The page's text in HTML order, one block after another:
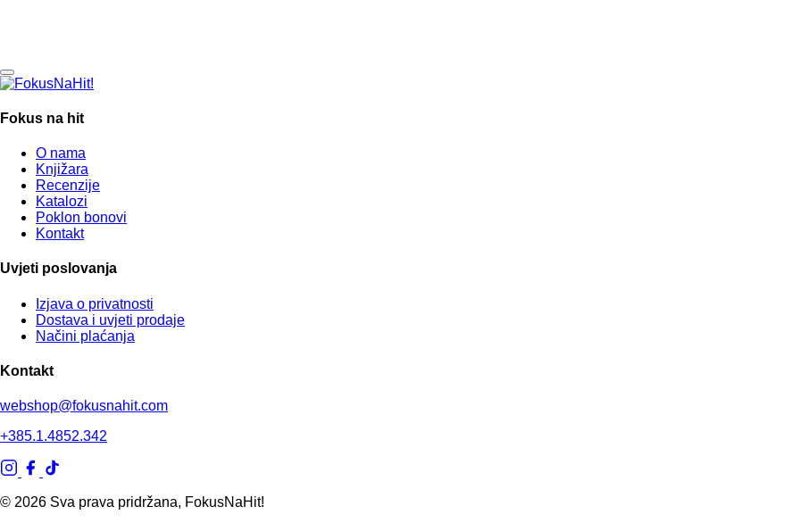
Fokus na hit
O nama
Knjižara
Recenzije
Katalozi
Poklon bonovi
Kontakt
Uvjeti poslovanja
Izjava o privatnosti
Dostava i uvjeti prodaje
Načini plaćanja
Kontakt
webshop@fokusnahit.com
+385.1.4852.342
© 2026 Sva prava pridržana, FokusNaHit!